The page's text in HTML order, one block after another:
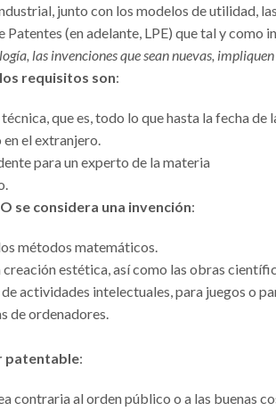
junto con los modelos de utilidad,
(en adelante, LPE) que tal y como
las invenciones que sean nuevas,
los requisitos son:
que es, todo lo que hasta la fecha
en el extranjero.
para un experto de la materia
se considera una invención:
métodos matemáticos.
estética, así como las obras
actividades intelectuales, para juegos o
de ordenadores.
patentable:
contraria al orden público o a las buenas